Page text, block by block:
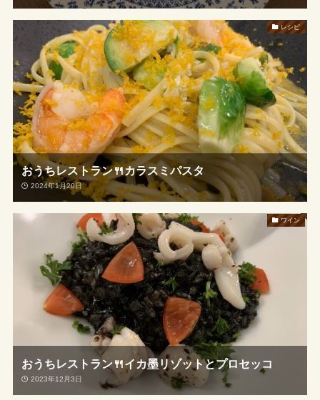
レシピ
おうちレストラン🍴カラスミパスタ
2024年1月20日
ワイン
おうちレストラン🍴イカ墨リゾットとプロセッコ
2023年12月3日